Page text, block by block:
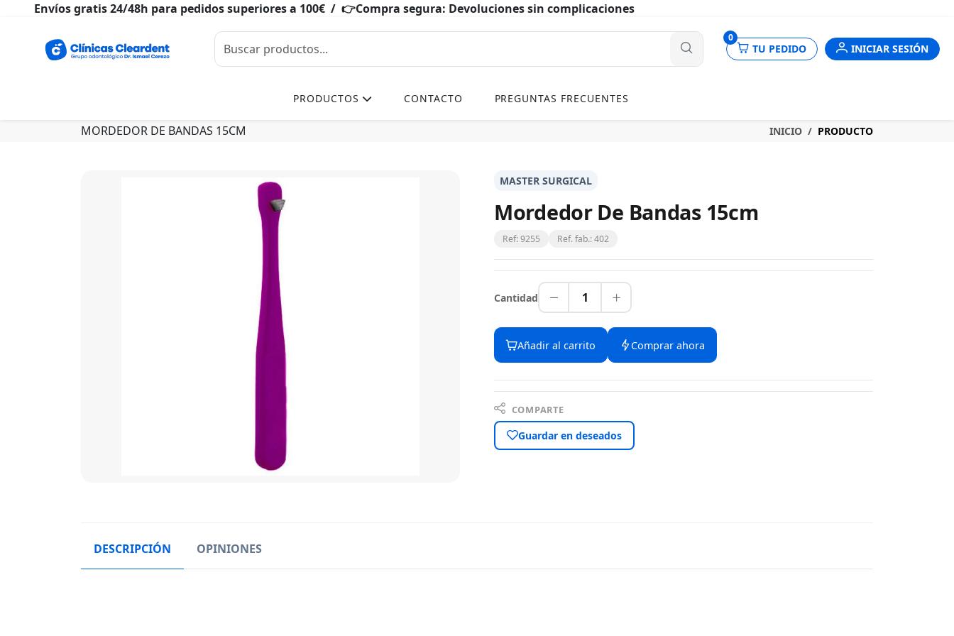
Envíos gratis 24/48h para pedidos superiores a 100€ / 👉Compra segura: Devoluciones sin complicaciones
0
TU PEDIDO INICIAR SESIÓN
PRODUCTOS CONTACTO PREGUNTAS FRECUENTES
MORDEDOR DE BANDAS 15CM INICIO PRODUCTO
MASTER SURGICAL
Mordedor De Bandas 15cm
Ref: 9255 Ref. fab.: 402
Cantidad 1
Añadir al carrito Comprar ahora
COMPARTE
Guardar en deseados
DESCRIPCIÓN OPINIONES